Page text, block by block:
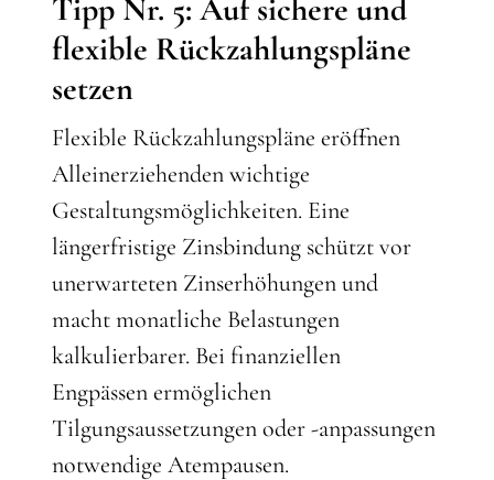
Tipp Nr. 5: Auf sichere und
flexible Rückzahlungspläne
setzen
Flexible Rückzahlungspläne eröffnen
Alleinerziehenden wichtige
Gestaltungsmöglichkeiten. Eine
längerfristige Zinsbindung schützt vor
unerwarteten Zinserhöhungen und
macht monatliche Belastungen
kalkulierbarer. Bei finanziellen
Engpässen ermöglichen
Tilgungsaussetzungen oder -anpassungen
notwendige Atempausen.